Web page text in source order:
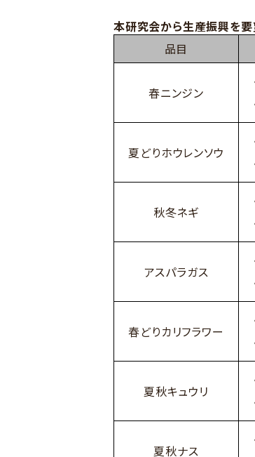
本研究会から生産振興を要
品目
春ニンジン
夏どりホウレンソウ
秋冬ネギ
アスパラガス
春どりカリフラワー
夏秋キュウリ
夏秋ナス